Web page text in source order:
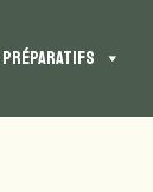
PRÉPARATIFS